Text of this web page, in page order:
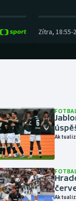
Zítra, 18:55-